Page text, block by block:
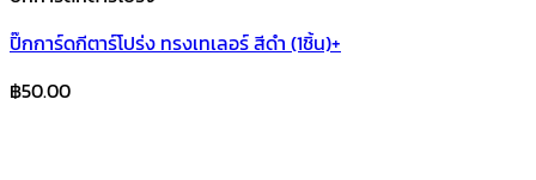
ปิ๊กการ์ดกีตาร์โปร่ง ทรงเทเลอร์ สีดำ (1ชิ้น)+
฿50.00